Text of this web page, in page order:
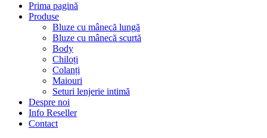
Prima pagină
Produse
Bluze cu mânecă lungă
Bluze cu mânecă scurtă
Body
Chiloți
Colanți
Maiouri
Seturi lenjerie intimă
Despre noi
Info Reseller
Contact